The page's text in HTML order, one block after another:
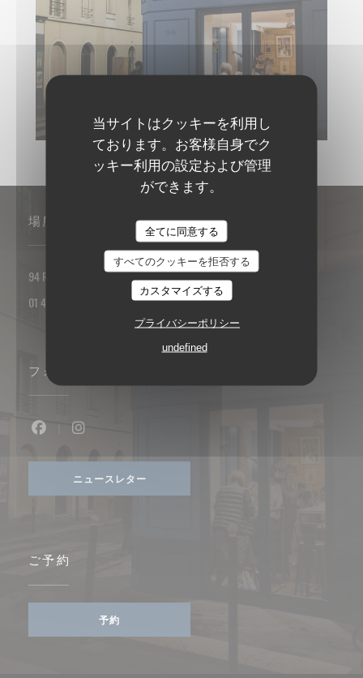
当サイトはクッキーを利用し
ております。お客様自身でク
ッキー利用の設定および管理
ができます。
全てに同意する
すべてのクッキーを拒否する
カスタマイズする
プライバシーポリシー
undefined
TONTON DES DAMES.JPG
場所
94 Rue des Dames 75017 PARIS((新しいウィンドウで開きます))
01 42 93 25 18
フォローしてください
Facebook ((新しいウィンドウで開きます))
ニュースレター
ご予約
予約